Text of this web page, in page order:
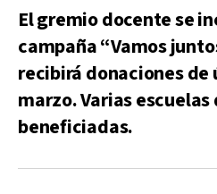
El gremio docente se
campaña “Vamos
recibirá donaciones
marzo. Varias
beneficiadas.